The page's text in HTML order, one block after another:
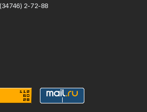
2-72-88